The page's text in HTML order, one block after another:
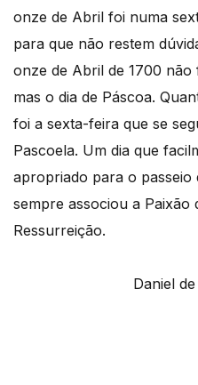
onze de Abril foi numa
para que não restem
onze de Abril de 1700
mas o dia de Páscoa.
foi a sexta-feira que se
Pascoela. Um dia que
apropriado para o passeio
sempre associou a Paixão
Ressurreição.
Daniel de